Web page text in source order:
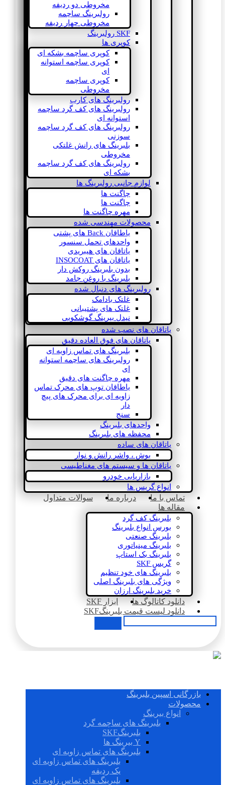
مخروطی دو ردیفه
رولبرینگ ساچمه
مخروطی چهار ردیفه
SKF رولبرینگ
کوپری ها
کوپری ساچمه بشکه ای
کوپری ساچمه استوانه
ای
کوپری ساچمه
مخروطی
رولبرینگ های کارب
رولبرینگ های کف گرد ساچمه
استوانه ای
رولبرینگ های کف گرد ساچمه
سوزنی
بلبرینگ های رانش غلتکی
مخروطی
رولبرینگ های کف گرد ساچمه
بشکه ای
لوازم جانبی رولبرینگ ها
چاگنت ها
چاگنت ها
مهره چاگنت ها
محصولات مهندسی شده
یاطاقان Back های پشتی
واحدهای تحمل سنسور
یاتاقان های هیبریدی
یاتاقان های INSOCOAT
بدون بلبرینگ روکش دار
بلبرینگ با روغن جامد
رولبرینگ های دنبال شده
غلتک بادامک
غلتک های پشتیبانی
نیدل بیرینگ گوشکوبی
یاتاقان های نصب شده
یاتاقان های فوق العاده دقیق
بلبرینگ های تماس زاویه ای
رولبرینگ های ساچمه استوانه
ای
مهره چاگنت های دقیق
یاطاقان توپ های محرک تماس
زاویه ای برای محرک های پیچ
دار
سنج
واحدهای بلبرینگ
محفظه های بلبرینگ
یاتاقان های ساده
بوش ، واشر رانش و نوار
یاتاقان ها و سیستم های مغناطیسی
بازاریابی خودرو
انواع گریس ها
تماس با ما درباره ما
سوالات متداول
مقاله ها
بلبرینگ کف گرد
بورس انواع بلبرینگ
بلبرینگ صنعتی
بلبرینگ مینیاتوری
بلبرینگ بک استاپ
گریس SKF
بلبرینگ های خود تنظیم
ویژگی های بلبرینگ اصلی
خرید بلبرینگ ارزان
دانلود کاتالوگ ها
ابزار SKF
دانلود لیست قیمت بلبرینگSKF
بازرگانی اسپین بلبرینگ
محصولات
انواع بیرینگ
بلبرینگ های ساچمه گرد
بلبرینگSKF
Y بیرینگ ها
بلبرینگ های تماس زاویه ای
بلبرینگ های تماس زاویه ای
یک ردیفه
بلبرینگ های تماس زاویه ای